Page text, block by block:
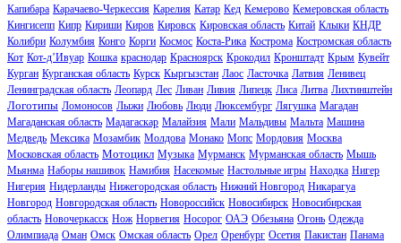
Капибара Карачаево-Черкессия Карелия Катар Кед Кемерово Кемеровская область
Кингисепп Кипр Кириши Киров Кировск Кировская область Китай Клыки КНДР
Колибри Колумбия Конго Корги Космос Коста-Рика Кострома Костромская область
Кот Кот-д’Ивуар Кошка краснодар Красноярск Крокодил Кронштадт Крым Кувейт
Курган Курганская область Курск Кыргызстан Лаос Ласточка Латвия Ленивец
Ленинградская область Леопард Лес Ливан Ливия Липецк Лиса Литва Лихтинштейн
Логотипы Ломоносов Лыжи Любовь Люди Люксембург Лягушка Магадан
Магаданская область Мадагаскар Малайзия Мали Мальдивы Мальта Машина
Медведь Мексика Мозамбик Молдова Монако Мопс Мордовия Москва
Московская область Мотоцикл Музыка Мурманск Мурманская область Мышь
Мьянма Наборы нашивок Намибия Насекомые Настольные игры Находка Нигер
Нигерия Нидерланды Нижегородская область Нижний Новгород Никарагуа
Новгород Новгородская область Новороссийск Новосибирск Новосибирская
область Новочеркасск Нож Норвегия Носорог ОАЭ Обезьяна Огонь Одежда
Олимпиада Оман Омск Омская область Орел Оренбург Осетия Пакистан Панама